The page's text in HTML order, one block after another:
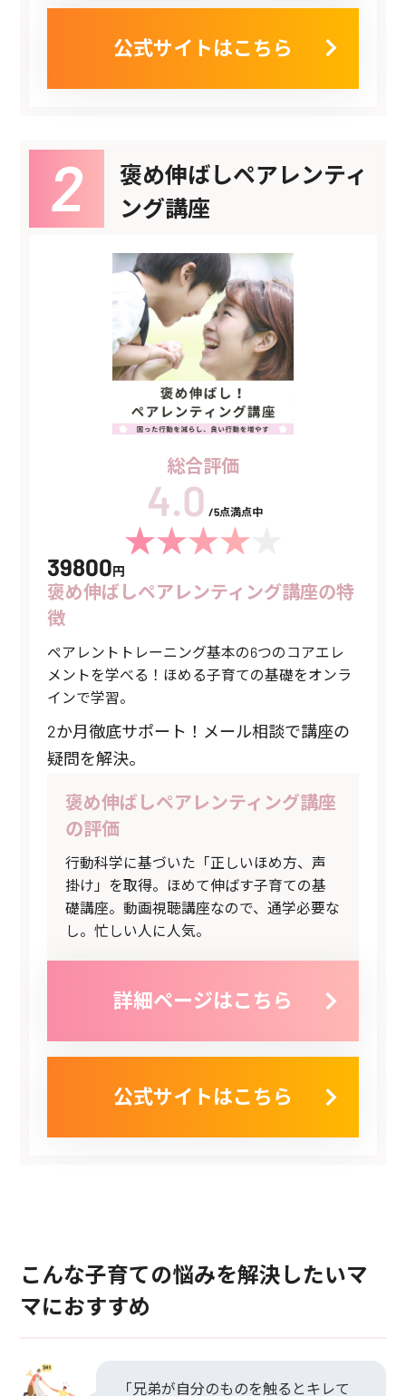
公式サイトはこちら
褒め伸ばしペアレンティ
ング講座
総合評価
/5点満点中
39800円
褒め伸ばしペアレンティング講座の特
徴
ペアレントトレーニング基本の6つのコアエレ
メントを学べる！ほめる子育ての基礎をオンラ
インで学習。
2か月徹底サポート！メール相談で講座の
疑問を解決。
褒め伸ばしペアレンティング講座
の評価
行動科学に基づいた「正しいほめ方、声
掛け」を取得。ほめて伸ばす子育ての基
礎講座。動画視聴講座なので、通学必要な
し。忙しい人に人気。
詳細ページはこちら
公式サイトはこちら
こんな子育ての悩みを解決したいマ
マにおすすめ
「兄弟が自分のものを触るとキレて